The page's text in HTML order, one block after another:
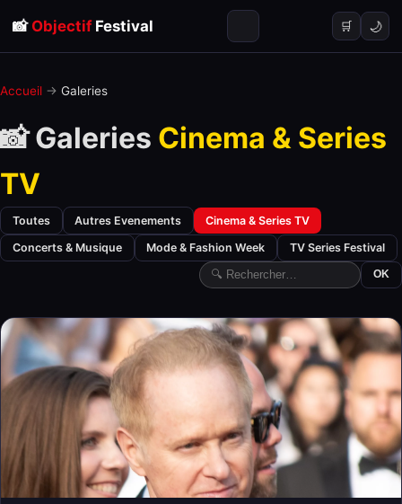
📸 ObjectifFestival 🛒 🌙
Accueil → Galeries
📸 Galeries Cinema & Series
TV
Toutes Autres Evenements Cinema & Series TV
Concerts & Musique Mode & Fashion Week TV Series Festival
OK